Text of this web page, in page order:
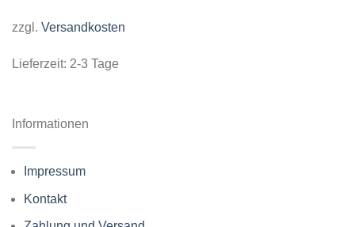
zzgl. Versandkosten
Lieferzeit: 2-3 Tage
Informationen
Impressum
Kontakt